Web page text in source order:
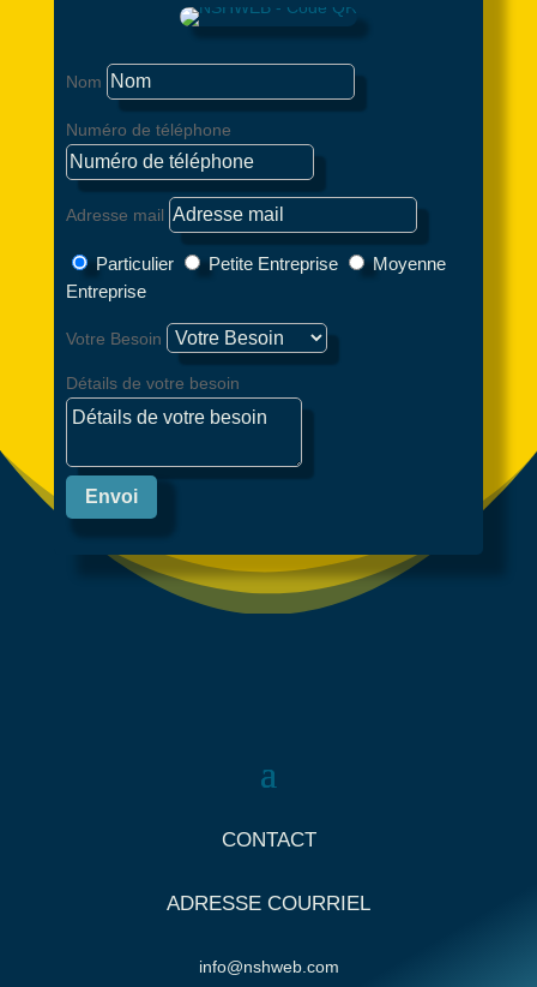
Nom
Numéro de téléphone
Adresse mail
Particulier Petite Entreprise
Moyenne
Entreprise
Votre Besoin
Détails de votre besoin
Envoi
CONTACT
ADRESSE COURRIEL
info@nshweb.com